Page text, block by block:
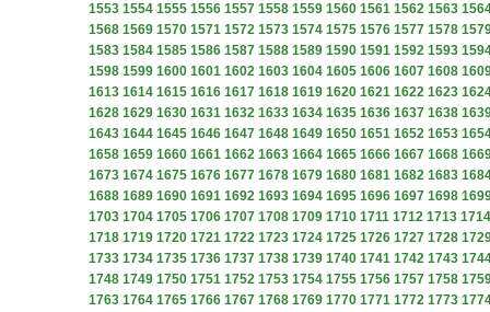
1553 1554 1555 1556 1557 1558 1559 1560 1561 1562 1563
1568 1569 1570 1571 1572 1573 1574 1575 1576 1577 1578
1583 1584 1585 1586 1587 1588 1589 1590 1591 1592 1593
1598 1599 1600 1601 1602 1603 1604 1605 1606 1607 1608
1613 1614 1615 1616 1617 1618 1619 1620 1621 1622 1623
1628 1629 1630 1631 1632 1633 1634 1635 1636 1637 1638
1643 1644 1645 1646 1647 1648 1649 1650 1651 1652 1653
1658 1659 1660 1661 1662 1663 1664 1665 1666 1667 1668
1673 1674 1675 1676 1677 1678 1679 1680 1681 1682 1683
1688 1689 1690 1691 1692 1693 1694 1695 1696 1697 1698
1703 1704 1705 1706 1707 1708 1709 1710 1711 1712 1713 1714
1718 1719 1720 1721 1722 1723 1724 1725 1726 1727 1728
1733 1734 1735 1736 1737 1738 1739 1740 1741 1742 1743
1748 1749 1750 1751 1752 1753 1754 1755 1756 1757 1758
1763 1764 1765 1766 1767 1768 1769 1770 1771 1772 1773